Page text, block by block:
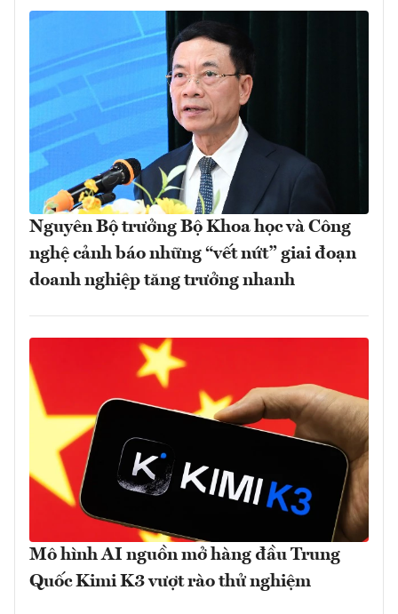
Nguyên Bộ trưởng Bộ Khoa học và Công
nghệ cảnh báo những “vết nứt” giai đoạn
doanh nghiệp tăng trưởng nhanh
Mô hình AI nguồn mở hàng đầu Trung
Quốc Kimi K3 vượt rào thử nghiệm